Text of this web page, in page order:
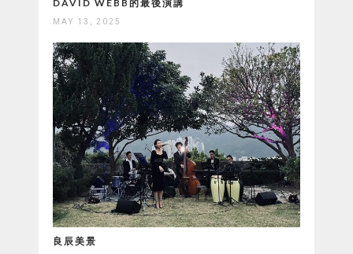
DAVID WEBB的最後演講
MAY 13, 2025
良辰美景